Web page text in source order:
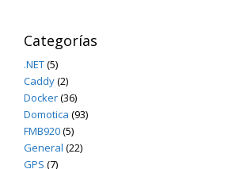
Categorías
.NET(5)
Caddy(2)
Docker(36)
Domotica (93)
FMB920(5)
General (22)
GPS (7)